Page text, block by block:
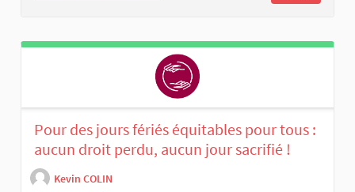
Pour des jours fériés équitables pour tous :
aucun droit perdu, aucun jour sacrifié !
Kevin COLIN